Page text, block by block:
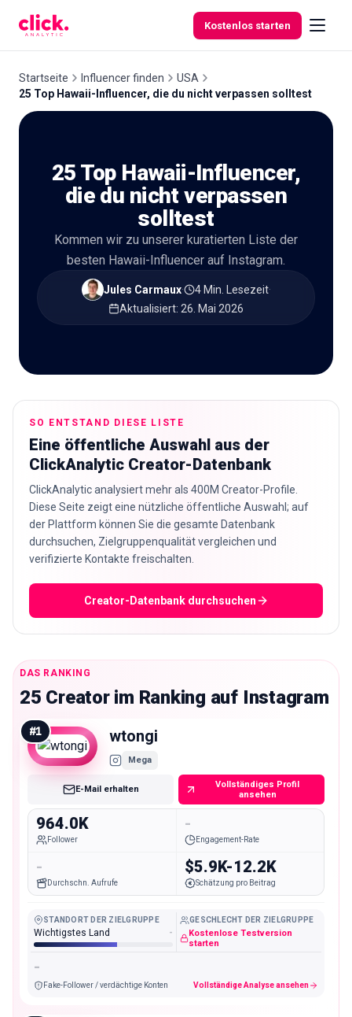
Kostenlos starten
Kostenlose
Startseite Influencer finden
USA
25 Top Hawaii-Influencer, die du nicht verpassen solltest
25 Top Hawaii-Influencer,
die du nicht verpassen
solltest
Kommen wir zu unserer kuratierten Liste der
besten Hawaii-Influencer auf Instagram.
Jules Carmaux· 4 Min. Lesezeit·
Aktualisiert: 26. Mai 2026
SO ENTSTAND DIESE LISTE
Eine öffentliche Auswahl aus der
ClickAnalytic Creator-Datenbank
ClickAnalytic analysiert mehr als 400M Creator-Profile.
Diese Seite zeigt eine nützliche öffentliche Auswahl; auf
der Plattform können Sie die gesamte Datenbank
durchsuchen, Zielgruppenqualität vergleichen und
verifizierte Kontakte freischalten.
Creator-Datenbank durchsuchen
DAS RANKING
25 Creator im Ranking auf Instagram
#1 wtongi
Mega
E-Mail erhalten
Vollständiges Profil
ansehen
964.0K
Follower
-
Engagement-Rate
-
Durchschn. Aufrufe
$5.9K-12.2K
Schätzung pro Beitrag
STANDORT DER ZIELGRUPPE
Wichtigstes Land -
GESCHLECHT DER ZIELGRUPPE
Kostenlose Testversion
starten
-
Fake-Follower / verdächtige Konten Vollständige Analyse ansehen